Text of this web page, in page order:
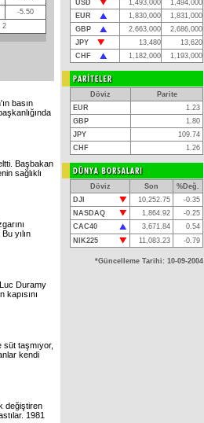
-5.50
2
basın
Başbakan
sağlıklı
yılın
Duramy
kapısını
taşmıyor,
kendi
değiştiren
1981
USD
1,493,000
1,494,000
EUR
1,830,000
1,831,000
GBP
2,663,000
2,686,000
JPY
13,480
13,620
CHF
1,182,000 1,193,000
Döviz
Parite
EUR
1.23
GBP
1.80
JPY
109.74
CHF
1.26
Döviz Son
%Değ.
DJI
10,252.75
-0.35
NASDAQ
1,864.92
-0.25
CAC40
3,671.84
0.54
NIK225
11,083.23 -0.79
*Güncelleme Tarihi: 10-09-2004